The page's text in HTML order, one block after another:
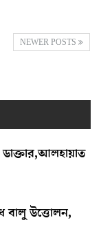
NEWER POSTS
বালু উত্তোলন,